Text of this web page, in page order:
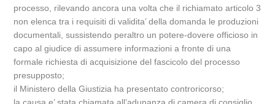
processo, rilevando ancora una volta che il richiamato articolo 3
non elenca tra i requisiti di validita’ della domanda le produzioni
documentali, sussistendo peraltro un potere-dovere officioso in
capo al giudice di assumere informazioni a fronte di una
formale richiesta di acquisizione del fascicolo del processo
presupposto;
il Ministero della Giustizia ha presentato controricorso;